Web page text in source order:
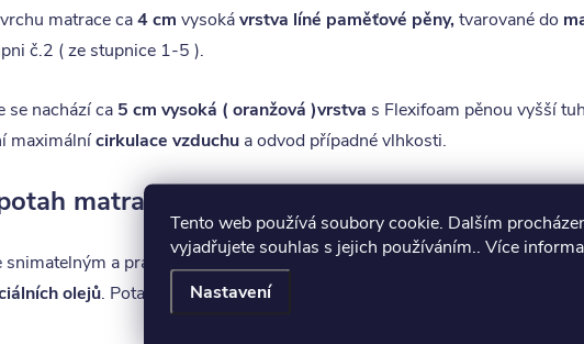
Tento web používá soubory cookie. Dalším
vyjadřujete souhlas s jejich používáním.. Více
Nastavení
matrace ca4 cm vysokávrstva líné paměťové pěny,tvarované do
č.2 ( ze stupnice 1-5 ).
se nachází ca 5 cm vysoká ( oranžová )vrstva s Flexifoam pěnou vyšší
maximálnícirkulace vzduchu a odvod případné vlhkosti.
matrace Bezva BINGO
snimatelným a pratelným potahem Greenstyle Hypoalergen. Jedná se o
olejů. Potah je možné rozepnout na 2 samostatné poloviny a prát